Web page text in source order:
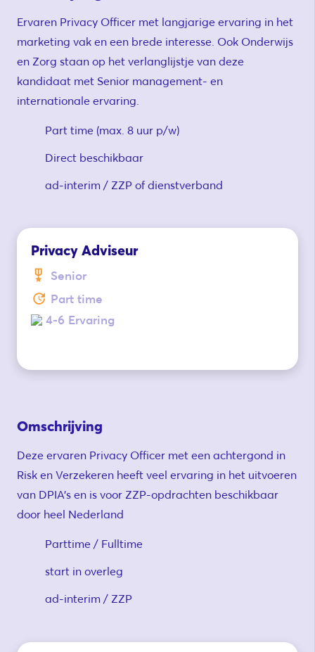
Ervaren Privacy Officer met langjarige ervaring in het
marketing vak en een brede interesse. Ook Onderwijs
en Zorg staan op het verlanglijstje van deze
kandidaat met Senior management- en
internationale ervaring.
Part time (max. 8 uur p/w)
Direct beschikbaar
ad-interim / ZZP of dienstverband
Privacy Adviseur
Senior
Part time
4-6 Ervaring
Omschrijving
Deze ervaren Privacy Officer met een achtergond in
Risk en Verzekeren heeft veel ervaring in het uitvoeren
van DPIA’s en is voor ZZP-opdrachten beschikbaar
door heel Nederland
Parttime / Fulltime
start in overleg
ad-interim / ZZP